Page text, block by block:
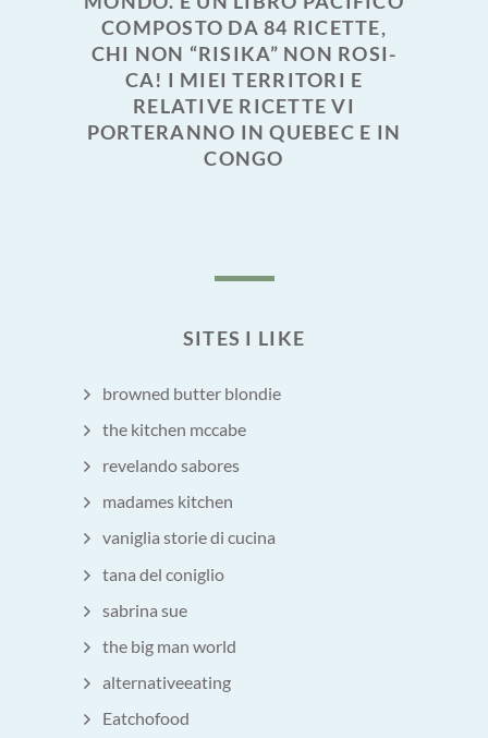
COMPOSTO DA 84 RICETTE,
CHI NON “RISIKA” NON ROSI-
CA! I MIEI TERRITORI E
RELATIVE RICETTE VI
PORTERANNO IN QUEBEC E IN
CONGO
SITES I LIKE
browned butter blondie
the kitchen mccabe
revelando sabores
madames kitchen
vaniglia storie di cucina
tana del coniglio
sabrina sue
the big man world
alternativeeating
Eatchofood